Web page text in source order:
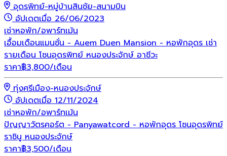
อุดรพิทย์-หมู่บ้านสินชัย-สนามบิน
อัปเดตเมื่อ 26/06/2023
เช่าหอพัก/อพาร์ทเม้น
เอื้อมเดือนแมนชั่น - Auem Duen Mansion - หอพักอุดร เช่า
รายเดือน โซนอุดรพิทย์ หนองประจักษ์ อาชีวะ
ราคา฿3,800/เดือน
ทุ่งศรีเมือง-หนองประจักษ์
อัปเดตเมื่อ 12/11/2024
เช่าหอพัก/อพาร์ทเม้น
ปัญญาวัตรคอร์ต - Panyawatcord - หอพักอุดร โซนอุดรพิทย์
ราชินู หนองประจักษ์
ราคา฿3,500/เดือน